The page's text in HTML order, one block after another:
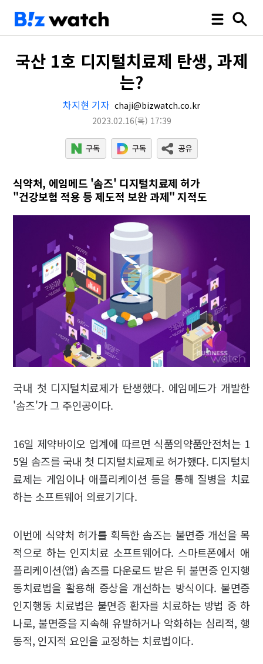
국산 1호 디지털치료제 탄생, 과제
는?
차지현 기자 chaji@bizwatch.co.kr
2023.02.16(목) 17:39
식약처, 에임메드 '솜즈' 디지털치료제 허가
"건강보험 적용 등 제도적 보완 과제" 지적도
국내 첫 디지털치료제가 탄생했다. 에임메드가 개발한
'솜즈'가 그 주인공이다.
16일 제약바이오 업계에 따르면 식품의약품안전처는 1
5일 솜즈를 국내 첫 디지털치료제로 허가했다. 디지털치
료제는 게임이나 애플리케이션 등을 통해 질병을 치료
하는 소프트웨어 의료기기다.
이번에 식약처 허가를 획득한 솜즈는 불면증 개선을 목
적으로 하는 인지치료 소프트웨어다. 스마트폰에서 애
플리케이션(앱) 솜즈를 다운로드 받은 뒤 불면증 인지행
동치료법을 활용해 증상을 개선하는 방식이다. 불면증
인지행동 치료법은 불면증 환자를 치료하는 방법 중 하
나로, 불면증을 지속해 유발하거나 악화하는 심리적, 행
동적, 인지적 요인을 교정하는 치료법이다.